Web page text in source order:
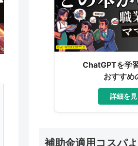
ChatGPTを学
おすすめ
詳細を見
補助金適用コスパ